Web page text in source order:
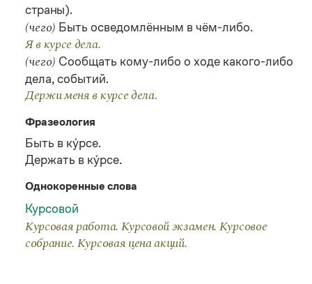
страны).
(чего) Быть осведомлённым в чём-либо.
Я в курсе дела.
(чего) Сообщать кому-либо о ходе какого-либо
дела, событий.
Держи меня в курсе дела.
Фразеология
Быть в ку́рсе.
Держать в ку́рсе.
Однокоренные слова
Курсовой
Курсовая работа. Курсовой экзамен. Курсовое
собрание. Курсовая цена акций.